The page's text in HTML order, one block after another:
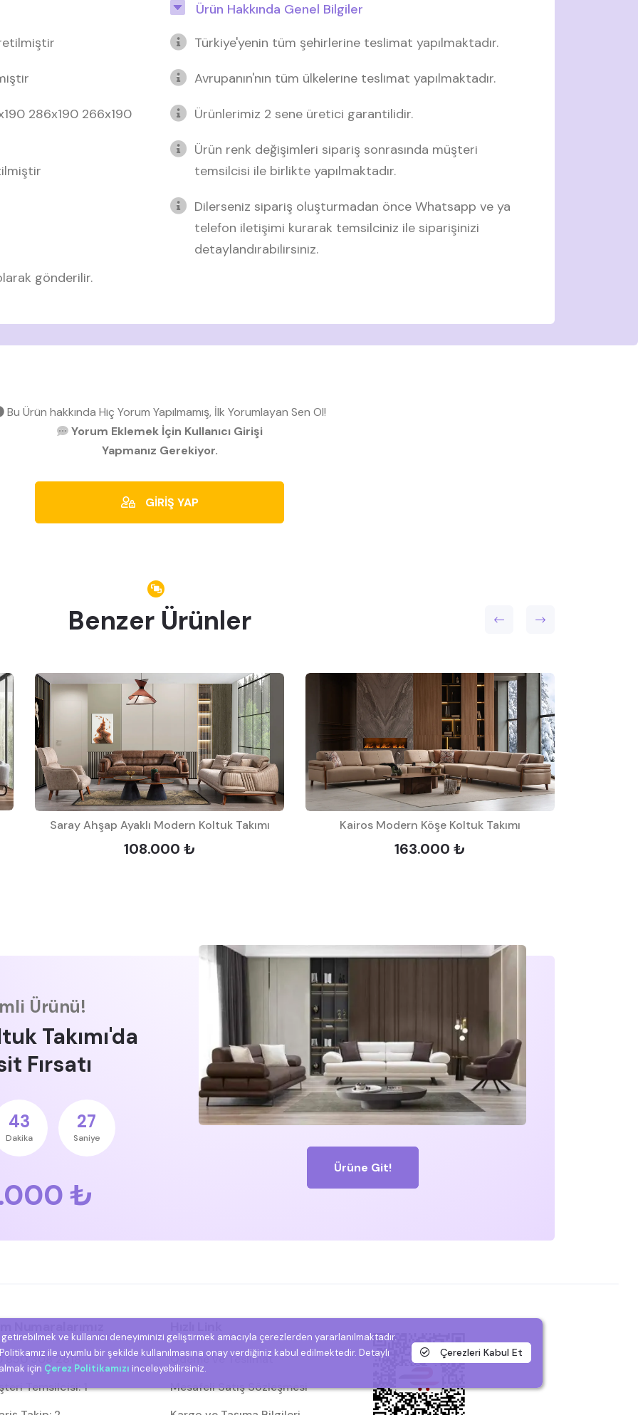
286x190 266x190
gönderilir.
Ürün Hakkında Genel Bilgiler
Türkiye'yenin tüm şehirlerine teslimat yapılmaktadır.
Avrupanın'nın tüm ülkelerine teslimat yapılmaktadır.
Ürünlerimiz 2 sene üretici garantilidir.
Ürün renk değişimleri sipariş sonrasında müşteri
temsilcisi ile birlikte yapılmaktadır.
Dilerseniz sipariş oluşturmadan önce Whatsapp ve ya
telefon iletişimi kurarak temsilciniz ile siparişinizi
detaylandırabilirsiniz.
Bu Ürün hakkında Hiç Yorum Yapılmamış, İlk Yorumlayan Sen Ol!
Yorum Eklemek İçin Kullanıcı Girişi
Yapmanız Gerekiyor.
GİRİŞ YAP
Benzer Ürünler
Saray Ahşap Ayaklı Modern Koltuk Takımı
108.000 ₺
Kairos Modern Köşe Koltuk Takımı
163.000 ₺
Ürünü!
Takımı'da
Fırsatı
43
Dakika
26
Saniye
₺
Ürüne Git!
850 308 2818
Temsilcisi: 1
Ödeme ve Teslimat
Mesafeli Satış Sözleşmesi
getirebilmek ve kullanıcı deneyiminizi geliştirmek amacıyla çerezlerden yararlanılmaktadır.
ile uyumlu bir şekilde kullanılmasına onay verdiğiniz kabul edilmektedir. Detaylı
için Çerez Politikamızı inceleyebilirsiniz.
Çerezleri Kabul Et